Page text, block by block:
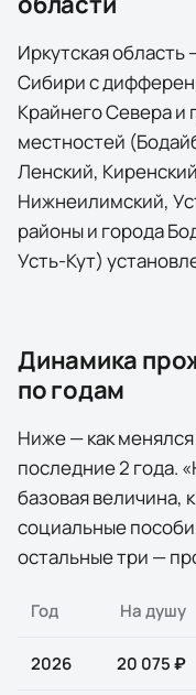
Иркутская
Сибири с
Крайнего Севера и
местностей
Ленский,
Нижнеилимский,
районы и города
Усть-Кут)
Динамика
по годам
Ниже — как
последние2 года.
базовая величина,
социальные
остальные три —
Год На душу
2026 20 075 ₽